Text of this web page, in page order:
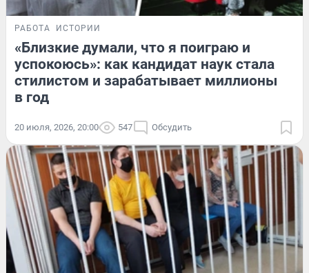
РАБОТА ИСТОРИИ
«Близкие думали, что я поиграю и
успокоюсь»: как кандидат наук стала
стилистом и зарабатывает миллионы
в год
20 июля, 2026, 20:00 547 Обсудить